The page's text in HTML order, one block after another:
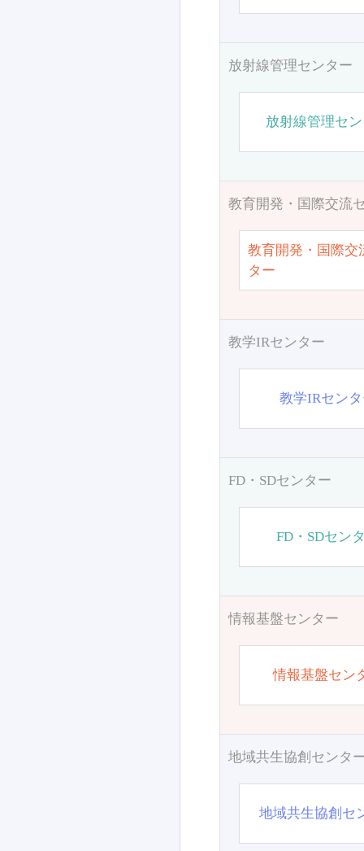
放射線管理センター
放射線管理セ
教育開発・国際交流
教育開発・国際交
ター
教学IRセンター
教学IRセン
FD・SDセンター
FD・SDセン
情報基盤センター
情報基盤セン
地域共生協創センタ
地域共生協創セ